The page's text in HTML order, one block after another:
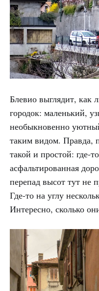
Блевио выглядит, как
городок: маленький,
необыкновенно
таким видом. Правда,
такой и простой: где-
асфальтированная
перепад высот тут не
Где-то на углу
Интересно, сколько